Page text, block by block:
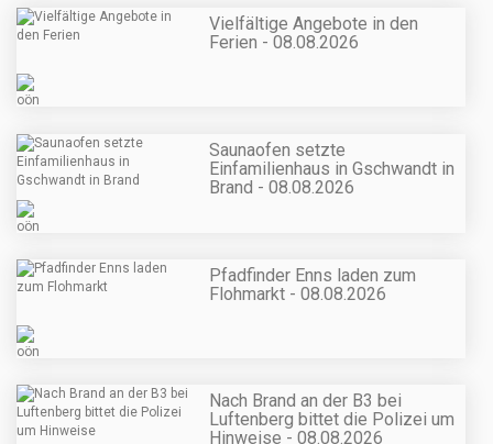
Vielfältige Angebote in den
Ferien - 08.08.2026
Saunaofen setzte
Einfamilienhaus in Gschwandt in
Brand - 08.08.2026
Pfadfinder Enns laden zum
Flohmarkt - 08.08.2026
Nach Brand an der B3 bei
Luftenberg bittet die Polizei um
Hinweise - 08.08.2026